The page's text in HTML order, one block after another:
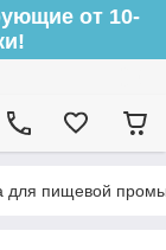
от 10-
для пищевой